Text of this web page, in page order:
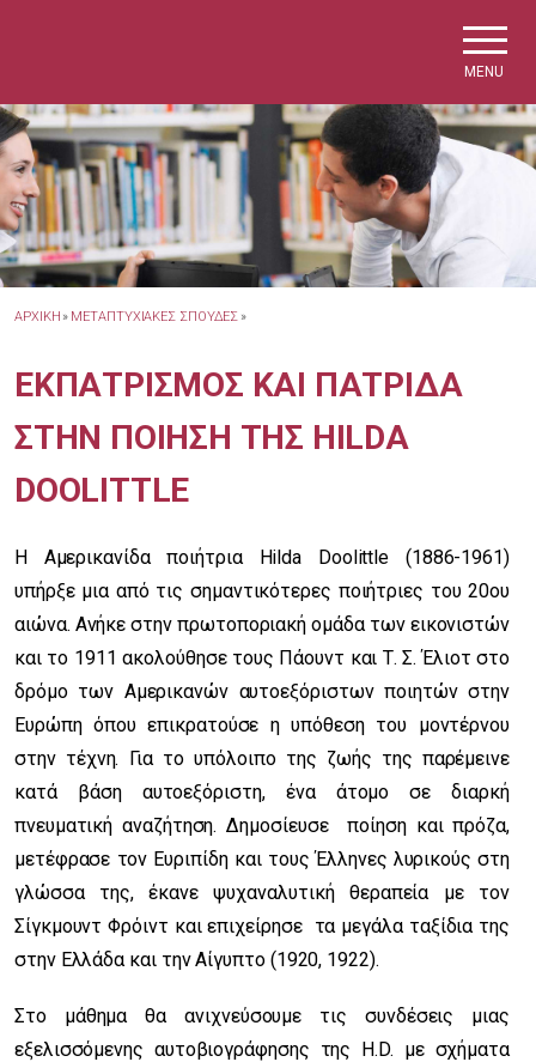
MENU
ΑΡΧΙΚΗ » ΜΕΤΑΠΤΥΧΙΑΚΕΣ ΣΠΟΥΔΕΣ »
ΕΚΠΑΤΡΙΣΜΟΣ ΚΑΙ ΠΑΤΡΙΔΑ
ΣΤΗΝ ΠΟΙΗΣΗ ΤΗΣ HILDA
DOOLITTLE
Η Αμερικανίδα ποιήτρια Hilda Doolittle (1886-1961)
υπήρξε μια από τις σημαντικότερες ποιήτριες του 20ου
αιώνα. Ανήκε στην πρωτοποριακή ομάδα των εικονιστών
και το 1911 ακολούθησε τους Πάουντ και Τ. Σ. Έλιοτ στο
δρόμο των Αμερικανών αυτοεξόριστων ποιητών στην
Ευρώπη όπου επικρατούσε η υπόθεση του μοντέρνου
στην τέχνη. Για το υπόλοιπο της ζωής της παρέμεινε
κατά βάση αυτοεξόριστη, ένα άτομο σε διαρκή
πνευματική αναζήτηση. Δημοσίευσε ποίηση και πρόζα,
μετέφρασε τον Ευριπίδη και τους Έλληνες λυρικούς στη
γλώσσα της, έκανε ψυχαναλυτική θεραπεία με τον
Σίγκμουντ Φρόιντ και επιχείρησε τα μεγάλα ταξίδια της
στην Ελλάδα και την Αίγυπτο (1920, 1922).
Στο μάθημα θα ανιχνεύσουμε τις συνδέσεις μιας
εξελισσόμενης αυτοβιογράφησης της H.D. με σχήματα